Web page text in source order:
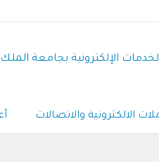
الإلكترونية بجامعة
الالكترونية والاتصالات